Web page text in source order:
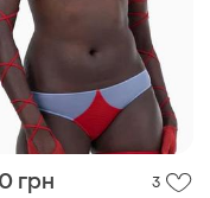
грн 3